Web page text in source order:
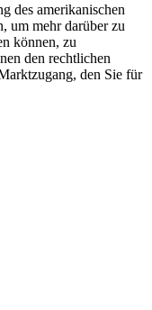
des amerikanischen
um mehr darüber zu
können, zu
den rechtlichen
den Sie für